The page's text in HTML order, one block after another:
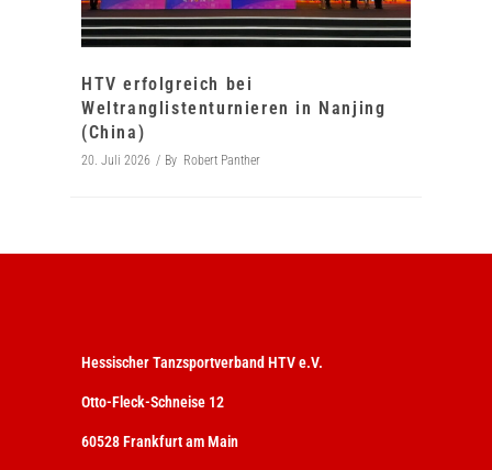
HTV erfolgreich bei
Weltranglistenturnieren in Nanjing
(China)
20. Juli 2026 By Robert Panther
Hessischer Tanzsportverband HTV e.V.
Otto-Fleck-Schneise 12
60528 Frankfurt am Main